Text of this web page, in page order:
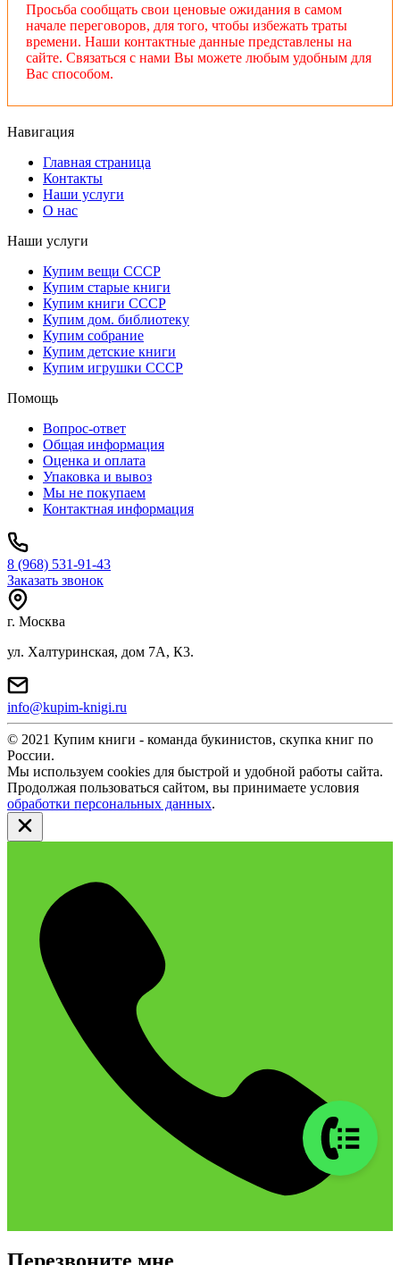
Просьба сообщать свои ценовые ожидания в самом
начале переговоров, для того, чтобы избежать траты
времени. Наши контактные данные представлены на
сайте. Связаться с нами Вы можете любым удобным для
Вас способом.
Навигация
Главная страница
Контакты
Наши услуги
О нас
Наши услуги
Купим вещи СССР
Купим старые книги
Купим книги СССР
Купим дом. библиотеку
Купим собрание
Купим детские книги
Купим игрушки СССР
Помощь
Вопрос-ответ
Общая информация
Оценка и оплата
Упаковка и вывоз
Мы не покупаем
Контактная информация
8 (968) 531-91-43
Заказать звонок
г. Москва
ул. Халтуринская, дом 7А, К3.
info@kupim-knigi.ru
© 2021 Купим книги - команда букинистов, скупка книг по
России.
Мы используем cookies для быстрой и удобной работы сайта.
Продолжая пользоваться сайтом, вы принимаете условия
обработки персональных данных.
Перезвоните мне